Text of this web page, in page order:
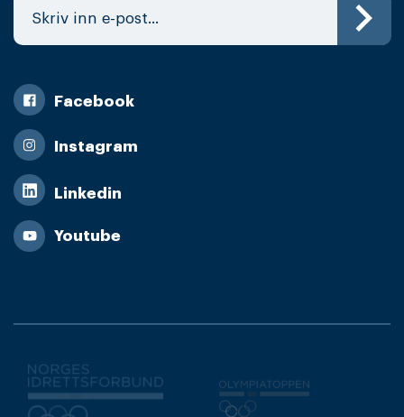
Facebook
Instagram
Linkedin
Youtube